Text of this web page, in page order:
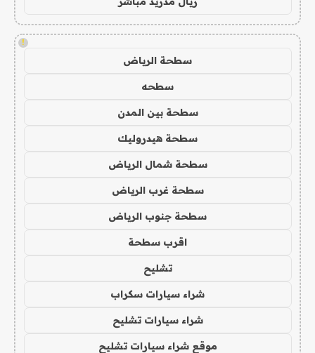
!
سطحة الرياض
سطحه
سطحة بين المدن
سطحة هيدروليك
سطحة شمال الرياض
سطحة غرب الرياض
سطحة جنوب الرياض
اقرب سطحة
تشليح
شراء سيارات سكراب
شراء سيارات تشليح
موقع شراء سيارات تشليح